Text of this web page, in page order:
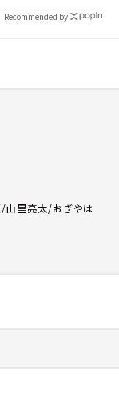
Recommended by
山里亮太/おぎやは